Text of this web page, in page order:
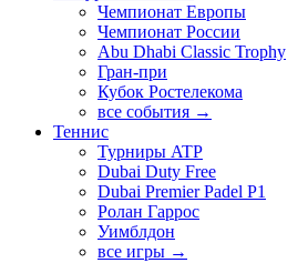
Чемпионат Европы
Чемпионат России
Abu Dhabi Classic Trophy
Гран-при
Кубок Ростелекома
все события →
Теннис
Турниры ATP
Dubai Duty Free
Dubai Premier Padel P1
Ролан Гаррос
Уимблдон
все игры →